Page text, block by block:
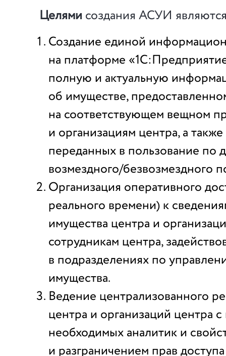
Целями создания АСУИ
Создание единой
на платформе
полную и актуальную
об имуществе,
на соответствующем вещном
и организациям центра, а
переданных в пользование по
возмездного/безвозмездного
Организация оперативного
реального времени) к
имущества центра и
сотрудникам центра,
в подразделениях по
имущества.
Ведение централизованного
центра и организаций центра
необходимых аналитик и
и разграничением прав